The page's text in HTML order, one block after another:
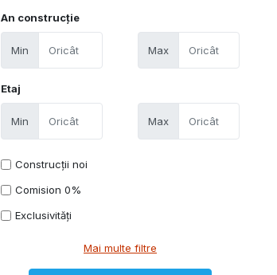
An construcție
Min Max
Etaj
Min Max
Construcții noi
Comision 0%
Exclusivități
Mai multe filtre